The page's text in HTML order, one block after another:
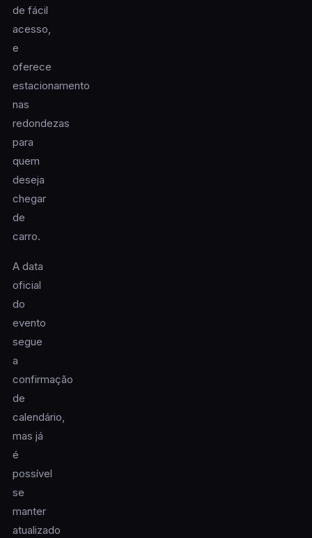
de fácil
acesso,
e
oferece
estacionamento
nas
redondezas
para
quem
deseja
chegar
de
carro.
A data
oficial
do
evento
segue
a
confirmação
de
calendário,
mas já
é
possível
se
manter
atualizado